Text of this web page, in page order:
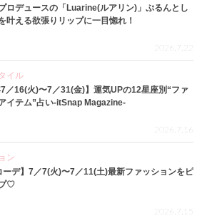
ロデュースの「Luarine(ルアリン)」ぷるんとし
叶える欲張りリップに一目惚れ！
2026.7.22
イル
7／16(火)〜7／31(金)】運気UPの12星座別“ファ
イテム”占い-itSnap Magazine-
2026.7.16
ン
ーデ】7／7(火)〜7／11(土)最新ファッションをピ
♡
2026.7.15